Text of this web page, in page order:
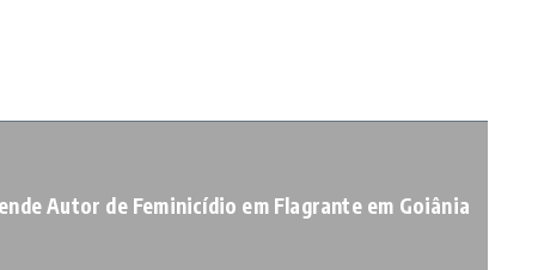
Autor de Feminicídio em Flagrante em Goiânia